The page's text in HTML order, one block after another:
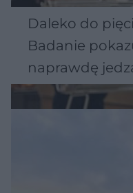
Daleko do
Badanie
naprawdę